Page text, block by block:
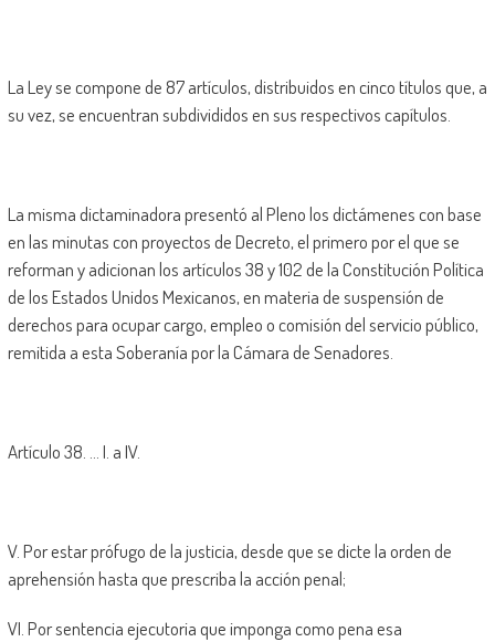
La Ley se compone de 87 artículos, distribuidos en cinco títulos que, a
su vez, se encuentran subdivididos en sus respectivos capítulos.
La misma dictaminadora presentó al Pleno los dictámenes con base
en las minutas con proyectos de Decreto, el primero por el que se
reforman y adicionan los artículos 38 y 102 de la Constitución Política
de los Estados Unidos Mexicanos, en materia de suspensión de
derechos para ocupar cargo, empleo o comisión del servicio público,
remitida a esta Soberanía por la Cámara de Senadores.
Artículo 38. … I. a IV.
V. Por estar prófugo de la justicia, desde que se dicte la orden de
aprehensión hasta que prescriba la acción penal;
VI. Por sentencia ejecutoria que imponga como pena esa